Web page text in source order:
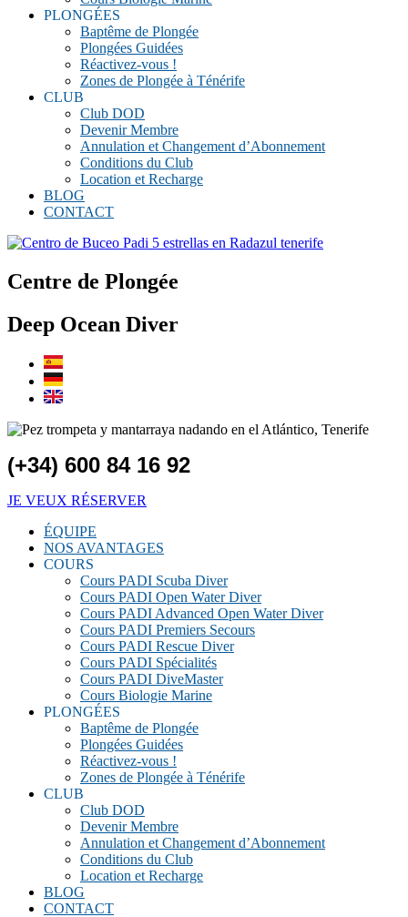
PLONGÉES
Baptême de Plongée
Plongées Guidées
Réactivez-vous !
Zones de Plongée à Ténérife
CLUB
Club DOD
Devenir Membre
Annulation et Changement d’Abonnement
Conditions du Club
Location et Recharge
BLOG
CONTACT
Centre de Plongée
Deep Ocean Diver
(+34) 600 84 16 92
JE VEUX RÉSERVER
ÉQUIPE
NOS AVANTAGES
COURS
Cours PADI Scuba Diver
Cours PADI Open Water Diver
Cours PADI Advanced Open Water Diver
Cours PADI Premiers Secours
Cours PADI Rescue Diver
Cours PADI Spécialités
Cours PADI DiveMaster
Cours Biologie Marine
PLONGÉES
Baptême de Plongée
Plongées Guidées
Réactivez-vous !
Zones de Plongée à Ténérife
CLUB
Club DOD
Devenir Membre
Annulation et Changement d’Abonnement
Conditions du Club
Location et Recharge
BLOG
CONTACT